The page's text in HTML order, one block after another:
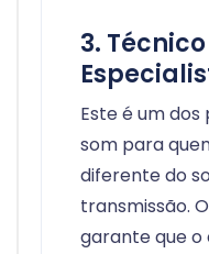
3.
Este é um
som para
diferente do
transmissão.
garante que